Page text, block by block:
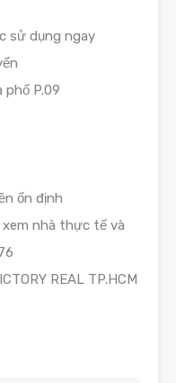
sử dụng ngay
P.09
ổn định
xem nhà thực tế và
REAL TP.HCM